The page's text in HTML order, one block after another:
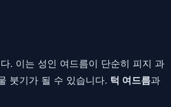
. 이는 성인 여드름이 단순히 피지 과
붓기가 될 수 있습니다. 턱 여드름과